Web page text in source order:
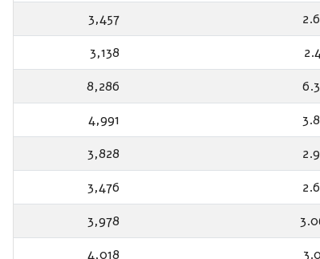
3,457
3,138
8,286
4,991
3,828
3,476
3,978
4,018